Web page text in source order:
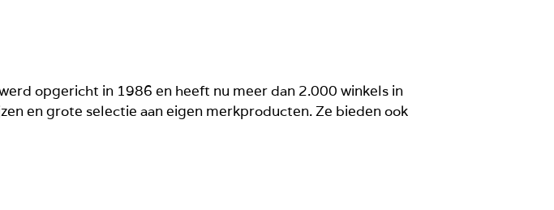
opgericht in 1986 en heeft nu meer dan 2.000 winkels in
en grote selectie aan eigen merkproducten. Ze bieden ook